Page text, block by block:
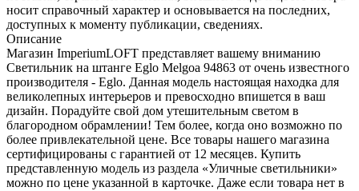
носит справочный характер и основывается на последних,
доступных к моменту публикации, сведениях.
Описание
Магазин ImperiumLOFT представляет вашему вниманию
Светильник на штанге Eglo Melgoa 94863 от очень известного
производителя - Eglo. Данная модель настоящая находка для
великолепных интерьеров и превосходно впишется в ваш
дизайн. Порадуйте свой дом утешительным светом в
благородном обрамлении! Тем более, когда оно возможно по
более привлекательной цене. Все товары нашего магазина
сертифицированы с гарантией от 12 месяцев. Купить
представленную модель из раздела «Уличные светильники»
можно по цене указанной в карточке. Даже если товара нет в